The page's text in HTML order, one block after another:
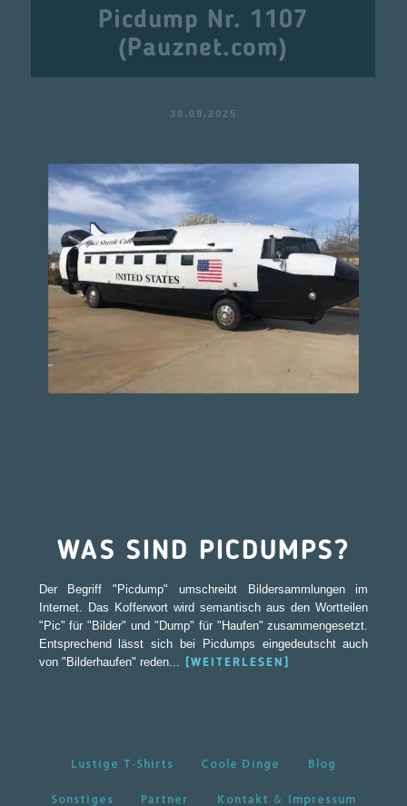
Picdump Nr. 1107
(Pauznet.com)
30.09.2025
WAS SIND PICDUMPS?
Der Begriff "Picdump" umschreibt Bildersammlungen im
Internet. Das Kofferwort wird semantisch aus den Wortteilen
"Pic" für "Bilder" und "Dump" für "Haufen" zusammengesetzt.
Entsprechend lässt sich bei Picdumps eingedeutscht auch
von "Bilderhaufen" reden...
[WEITERLESEN]
Lustige T-Shirts Coole Dinge Blog
Sonstiges Partner Kontakt & Impressum